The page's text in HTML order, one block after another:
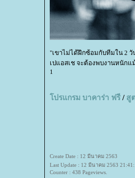
"เขาไม่ได้ฝึกซ้อมกับทีมใน 2
เปแอสเช จะต้องพบงานหนักแ
1
ปรแกรม บาคาร่า ฟรี/ สู
Create Date : 12 มีนาคม 2563
Last Update : 12 มีนาคม 2563
Counter : 438 Pageviews.